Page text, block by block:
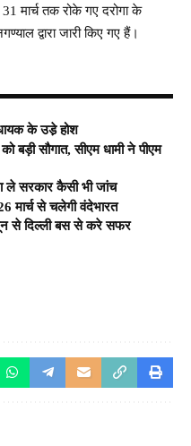
31 मार्च तक रोके गए दरोगा के
द्वारा जारी किए गए हैं।
के उडे़ होश
बड़ी सौगात, सीएम धामी ने पीएम
ले सरकार कैसी भी जांच
से चलेगी वंदेभारत
से दिल्ली बस से करे सफर